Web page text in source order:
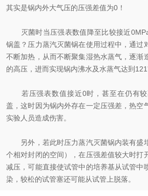
其实是锅内外大气压的压强差值为0！
灭菌时当压强表数值降至比较接近
锅盖？压力蒸汽灭菌锅在使用过程中，通过
不断加热，从而不断聚集湿热水蒸气，逐渐
的高压，进而实现锅内沸水及水蒸气达到
若压强表数值接近0时，甚至在仍有较
盖，这时因为锅内外存在一定压强差，热空
实验人员造成伤害。
另外，若此时压力蒸汽灭菌锅内装有盛
个相对封闭的空间），在压强差值较大时打
减压，可能直接使试管中的培养基从试管中
染，较松的试管塞还可能从试管上脱落。